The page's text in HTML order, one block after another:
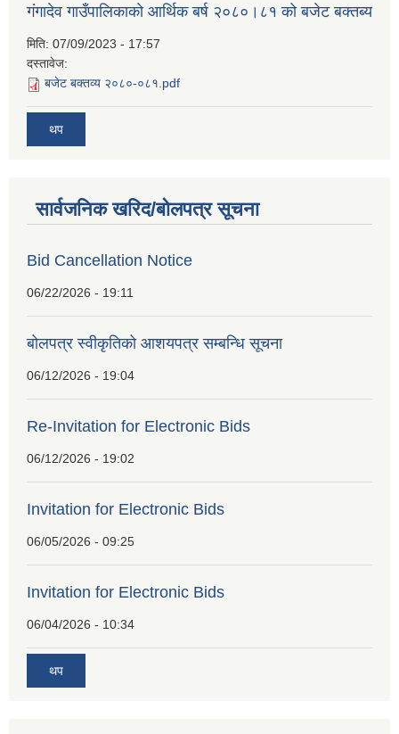
गंगादेव गाउँपालिकाको आर्थिक बर्ष २०८०।८१ को बजेट बक्तब्य
मिति: 07/09/2023 - 17:57
दस्तावेज:
बजेट बक्तव्य २०८०-०८१.pdf
थप
सार्वजनिक खरिद/बोलपत्र सूचना
Bid Cancellation Notice
06/22/2026 - 19:11
बोलपत्र स्वीकृतिको आशयपत्र सम्बन्धि सूचना
06/12/2026 - 19:04
Re-Invitation for Electronic Bids
06/12/2026 - 19:02
Invitation for Electronic Bids
06/05/2026 - 09:25
Invitation for Electronic Bids
06/04/2026 - 10:34
थप